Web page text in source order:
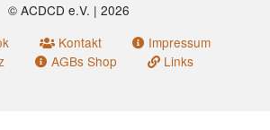
© ACDCD e.V. | 2026
Kontakt
Impressum
AGBs Shop Links